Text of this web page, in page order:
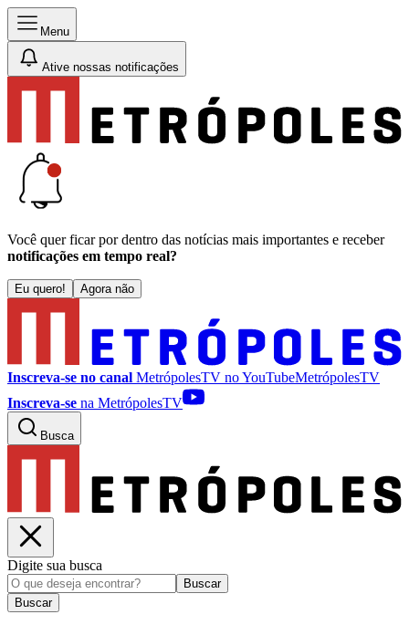
Menu
Ative nossas notificações
Você quer ficar por dentro das notícias mais importantes e receber
notificações em tempo real?
Eu quero! Agora não
Inscreva-se no canal MetrópolesTV noYouTubeMetrópolesTV
Inscreva-se na MetrópolesTV
Busca
Digite sua busca
Buscar
Buscar